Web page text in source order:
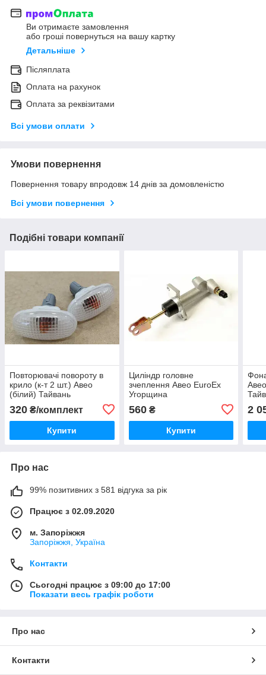
Ви отримаєте замовлення
або гроші повернуться на вашу картку
Детальніше
Післяплата
Оплата на рахунок
Оплата за реквізитами
Всі умови оплати
Умови повернення
Повернення товару впродовж 14 днів за домовленістю
Всі умови повернення
Подібні товари компанії
Повторювачі повороту в
крило (к-т 2 шт.) Авео
(білий) Тайвань
320 ₴/комплект
Купити
Циліндр головне
зчеплення Авео EuroEx
Угорщина
560₴
Купити
2
Про нас
99% позитивних з 581 відгука за рік
Працює з 02.09.2020
м. Запоріжжя
Запоріжжя, Україна
Контакти
Сьогодні працює з 09:00 до 17:00
Показати весь графік роботи
Про нас
Контакти